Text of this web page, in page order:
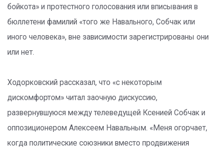
бойкота» и протестного голосования или вписывания в
бюллетени фамилий «того же Навального, Собчак или
иного человека», вне зависимости зарегистрированы они
или нет.
Ходорковский рассказал, что «с некоторым
дискомфортом» читал заочную дискуссию,
развернувшуюся между телеведущей Ксенией Собчак и
оппозиционером Алексеем Навальным. «Меня огорчает,
когда политические союзники вместо продвижения